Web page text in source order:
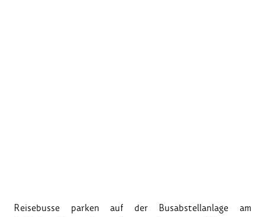
Reisebusse parken auf der Busabstellanlage am